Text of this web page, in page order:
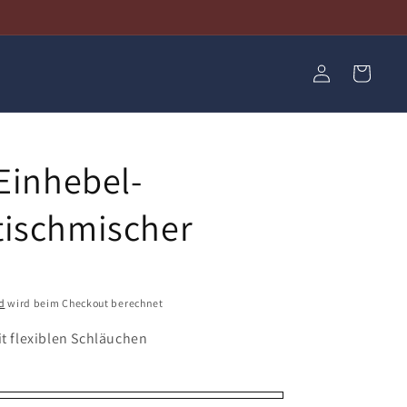
EinloggenWarenkorb
wird beim Checkout berechnet
flexiblen Schläuchen